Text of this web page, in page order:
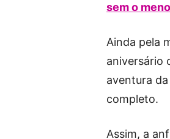
sem o
Ainda pela
aniversário
aventura
completo.
Assim, a